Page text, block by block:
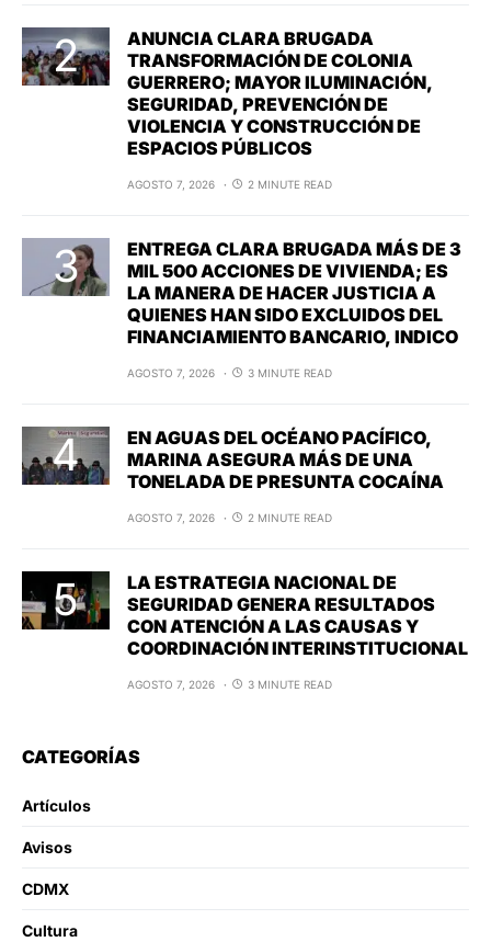
ANUNCIA CLARA BRUGADA
TRANSFORMACIÓN DE COLONIA
GUERRERO; MAYOR ILUMINACIÓN,
SEGURIDAD, PREVENCIÓN DE
VIOLENCIA Y CONSTRUCCIÓN DE
ESPACIOS PÚBLICOS
AGOSTO 7, 2026 2 MINUTE READ
ENTREGA CLARA BRUGADA MÁS DE 3
MIL 500 ACCIONES DE VIVIENDA; ES
LA MANERA DE HACER JUSTICIA A
QUIENES HAN SIDO EXCLUIDOS DEL
FINANCIAMIENTO BANCARIO, INDICO
AGOSTO 7, 2026 3 MINUTE READ
EN AGUAS DEL OCÉANO PACÍFICO,
MARINA ASEGURA MÁS DE UNA
TONELADA DE PRESUNTA COCAÍNA
AGOSTO 7, 2026 2 MINUTE READ
LA ESTRATEGIA NACIONAL DE
SEGURIDAD GENERA RESULTADOS
CON ATENCIÓN A LAS CAUSAS Y
COORDINACIÓN INTERINSTITUCIONAL
AGOSTO 7, 2026 3 MINUTE READ
CATEGORÍAS
Artículos
Avisos
CDMX
Cultura